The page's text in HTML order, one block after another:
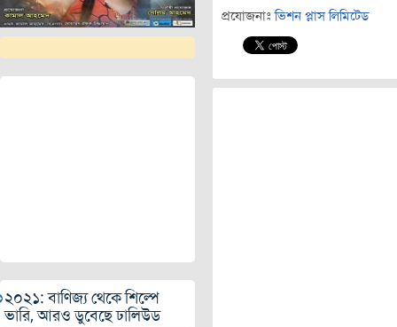
২০২১: বাণিজ্য থেকে শিল্পে
ভারি, আরও ডুবেছে ঢালিউড
প্রযোজনাঃ ভিশন প্লাস লিমিটেড